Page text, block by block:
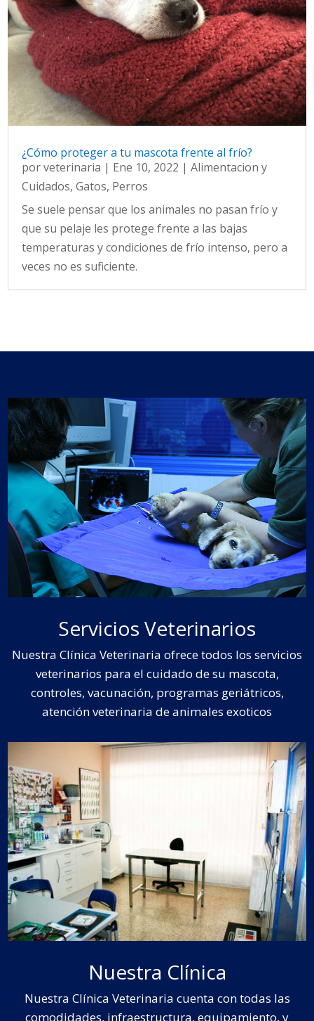
¿Cómo proteger a tu mascota frente al frío?
porveterinaria | Ene 10, 2022 |Alimentacion y
Cuidados,Gatos, Perros
Se suele pensar que los animales no pasan frío y
que su pelaje les protege frente a las bajas
temperaturas y condiciones de frío intenso, pero a
veces no es suficiente.
Servicios Veterinarios
Nuestra Clínica Veterinaria ofrece todos los servicios
veterinarios para el cuidado de su mascota,
controles, vacunación, programas geriátricos,
atención veterinaria de animales exoticos
Nuestra Clínica
Nuestra Clínica Veterinaria cuenta con todas las
comodidades, infraestructura, equipamiento, y